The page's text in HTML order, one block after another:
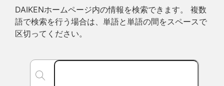
DAIKENホームページ内の情報を検索できます。 複数
語で検索を行う場合は、単語と単語の間をスペースで
区切ってください。